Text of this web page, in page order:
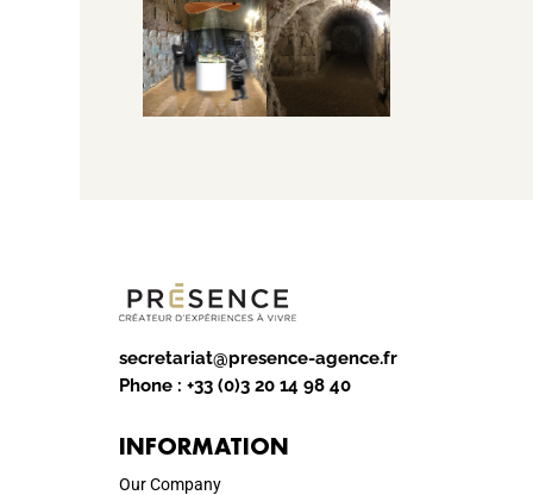
secretariat@presence-agence.fr
Phone : +33 (0)3 20 14 98 40
INFORMATION
Our Company